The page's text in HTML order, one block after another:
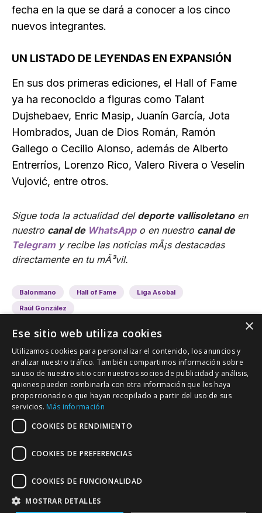
fecha en la que se dará a conocer a los cinco
nuevos integrantes.
UN LISTADO DE LEYENDAS EN EXPANSIÓN
En sus dos primeras ediciones, el Hall of Fame
ya ha reconocido a figuras como Talant
Dujshebaev, Enric Masip, Juanín García, Jota
Hombrados, Juan de Dios Román, Ramón
Gallego o Cecilio Alonso, además de Alberto
Entrerríos, Lorenzo Rico, Valero Rivera o Veselin
Vujović, entre otros.
Sigue toda la actualidad del deporte vallisoletanoen
nuestro canal de WhatsAppo en nuestro canal de
Telegramy recibe las noticias mÃ¡s destacadas
directamente en tu mÃ³vil.
Balonmano Hall of Fame
Liga Asobal
Raúl González
VALLADOLID DEPORTIVO
Colaboración Contacto
×
Ese sitio web utiliza cookies
Utilizamos cookies para personalizar el contenido, los anuncios y
analizar nuestro tráfico. También compartimos información sobre
su uso de nuestro sitio con nuestros socios de publicidad y análisis,
quienes pueden combinarla con otra información que les haya
proporcionado o que hayan recopilado a partir del uso de sus
servicios. Más información
COOKIES DE RENDIMIENTO
COOKIES DE PREFERENCIAS
COOKIES DE FUNCIONALIDAD
MOSTRAR DETALLES